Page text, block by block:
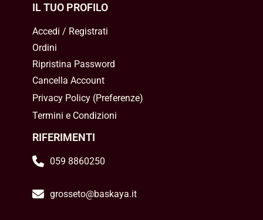
IL TUO PROFILO
Accedi / Registrati
Ordini
Ripristina Password
Cancella Account
Privacy Policy(Preferenze)
Termini e Condizioni
RIFERIMENTI
059 8860250
grosseto@baskaya.it